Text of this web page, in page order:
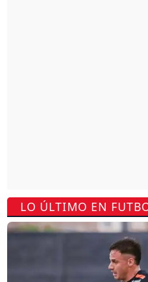
LO ÚLTIMO EN